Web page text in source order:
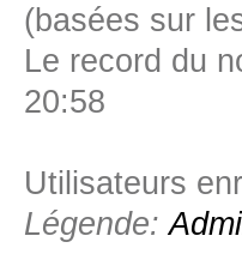
(basées sur
Le record du
20:58
Utilisateurs
Légende: